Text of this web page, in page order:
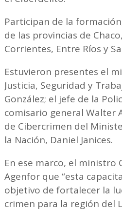
Participan de la
de las provincias de
Corrientes, Entre Ríos y
Estuvieron presentes el
Justicia, Seguridad y
González; el jefe de la
comisario general Walter
de Cibercrimen del
la Nación, Daniel Janices.
En ese marco, el ministro
Agenfor que “esta
objetivo de fortalecer la
crimen para la región del